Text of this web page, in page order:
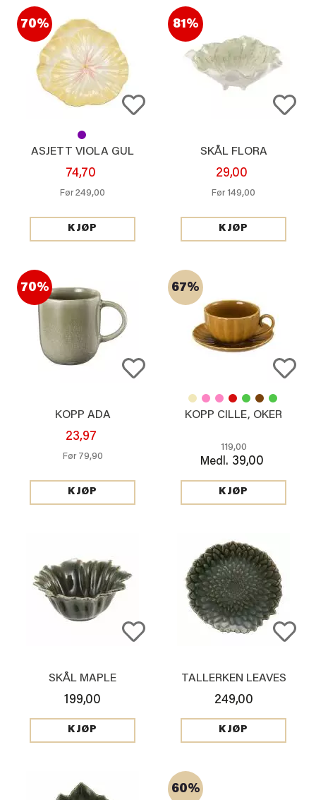
70%
ASJETT VIOLA GUL
74,70
Før249,00
KJØP
81%
SKÅL FLORA
29,00
Før 149,00
KJØP
70%
KOPP ADA
23,97
Før 79,90
KJØP
67%
KOPP CILLE, OKER
119,00
Medl. 39,00
KJØP
SKÅL MAPLE
199,00
KJØP
TALLERKEN LEAVES
249,00
KJØP
60%